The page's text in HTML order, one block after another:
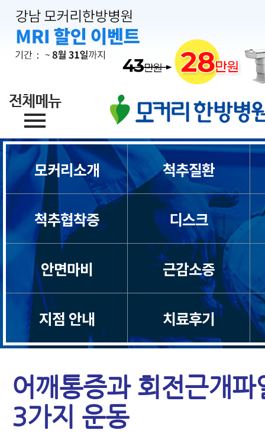
모커리소개 척추질환
척추협착증 디스크
안면마비 근감소증
지점 안내 치료후기
어깨통증과 회전근개파
3가지 운동
오십견
어깨충돌증후군